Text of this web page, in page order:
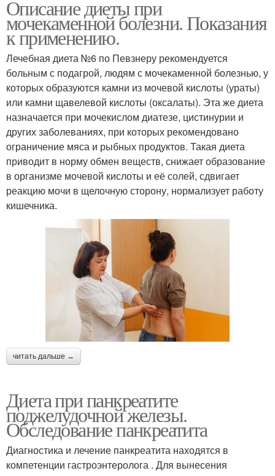
Описание диеты при
мочекаменной болезни. Показания
к применению.
Лечебная диета №6 по Певзнеру рекомендуется
больным с подагрой, людям с мочекаменной болезнью, у
которых образуются камни из мочевой кислоты (ураты)
или камни щавелевой кислоты (оксалаты). Эта же диета
назначается при мочекислом диатезе, цистинурии и
других заболеваниях, при которых рекомендовано
ограничение мяса и рыбных продуктов. Такая диета
приводит в норму обмен веществ, снижает образование
в организме мочевой кислоты и её солей, сдвигает
реакцию мочи в щелочную сторону, нормализует работу
кишечника.
читать дальше →
Диета при панкреатите
поджелудочной железы.
Обследование панкреатита
Диагностика и лечение панкреатита находятся в
компетенции гастроэнтеролога . Для вынесения